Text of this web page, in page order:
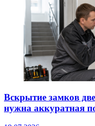
Вскрытие замков
нужна аккуратная